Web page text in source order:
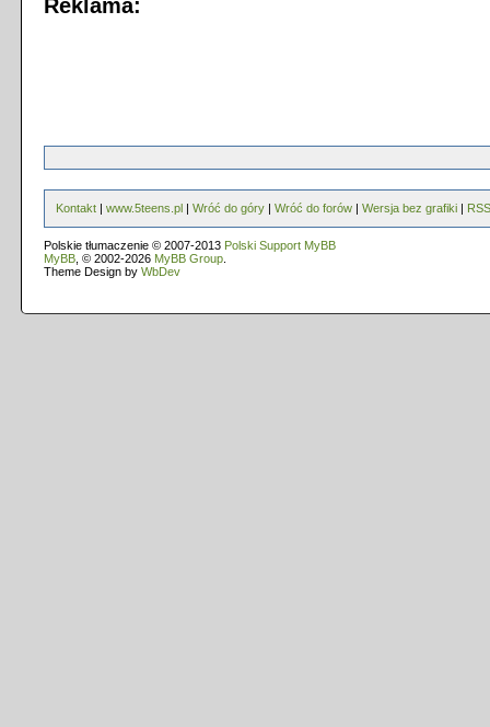
Reklama:
Kontakt | www.5teens.pl | Wróć do góry | Wróć do forów | Wersja bez grafiki | RSS
Polskie tłumaczenie © 2007-2013 Polski Support MyBB
MyBB , © 2002-2026 MyBB Group
Theme Design by WbDev